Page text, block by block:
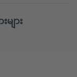
ျား